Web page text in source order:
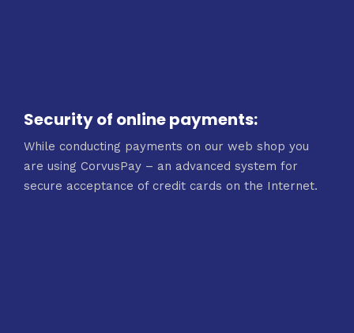
Security of online payments:
While conducting payments on our web shop you
are using CorvusPay – an advanced system for
secure acceptance of credit cards on the Internet.